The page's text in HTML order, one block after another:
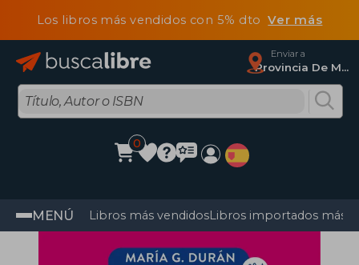
Los libros más vendidos con 5% dtoVer más
Enviar a
Provincia De Madrid
0
MENÚ Libros más vendidosLibros importados más